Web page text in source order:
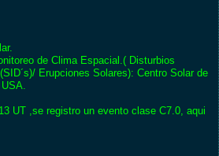
de Clima Espacial.( Disturbios
Erupciones Solares): Centro Solar de
UT ,se registro un evento clase C7.0, aqui